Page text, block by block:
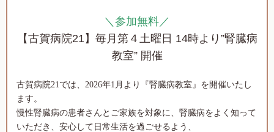
＼参加無料／
【古賀病院21】毎月第４土曜日 14時より”腎臓病
教室” 開催
古賀病院21では、 2026年1 月より『腎臓病教室』を開催いたし
ます。
慢性腎臓病の患者さんとご家族を対象に、腎臓病をよく知って
いただき、安心して日常生活を過ごせるよう、